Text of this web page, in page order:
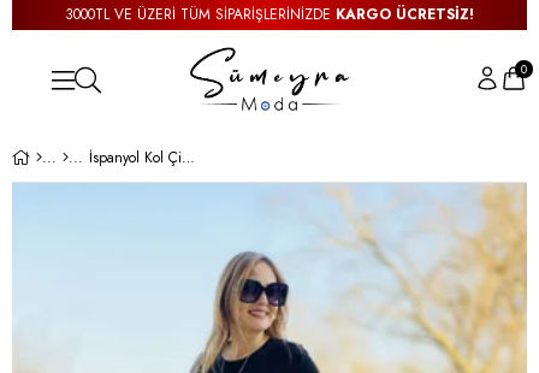
3000TL VE ÜZERİ TÜM SİPARİŞLERİNİZDE KARGO ÜCRETSİZ!
0
İspanyol Kol Çiçek Desenli Siyah Uzun Elbise